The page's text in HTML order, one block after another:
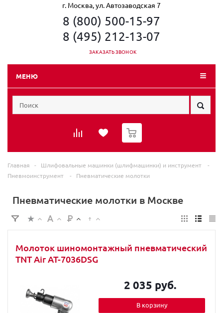
г. Москва, ул. Автозаводская 7
8 (800) 500-15-97
8 (495) 212-13-07
ЗАКАЗАТЬ ЗВОНОК
МЕНЮ
0
Главная - Шлифовальные машинки (шлифмашинки) и инструмент
-
Пневмоинструмент
- Пневматические молотки
Пневматические молотки в Москве
Молоток шиномонтажный пневматический
TNT Air AT-7036DSG
2 035 руб.
В корзину